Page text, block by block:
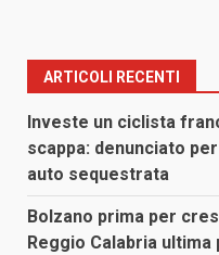
ARTICOLI RECENTI
Investe un ciclista
scappa: denunciato
auto sequestrata
Bolzano prima per
Reggio Calabria ultima